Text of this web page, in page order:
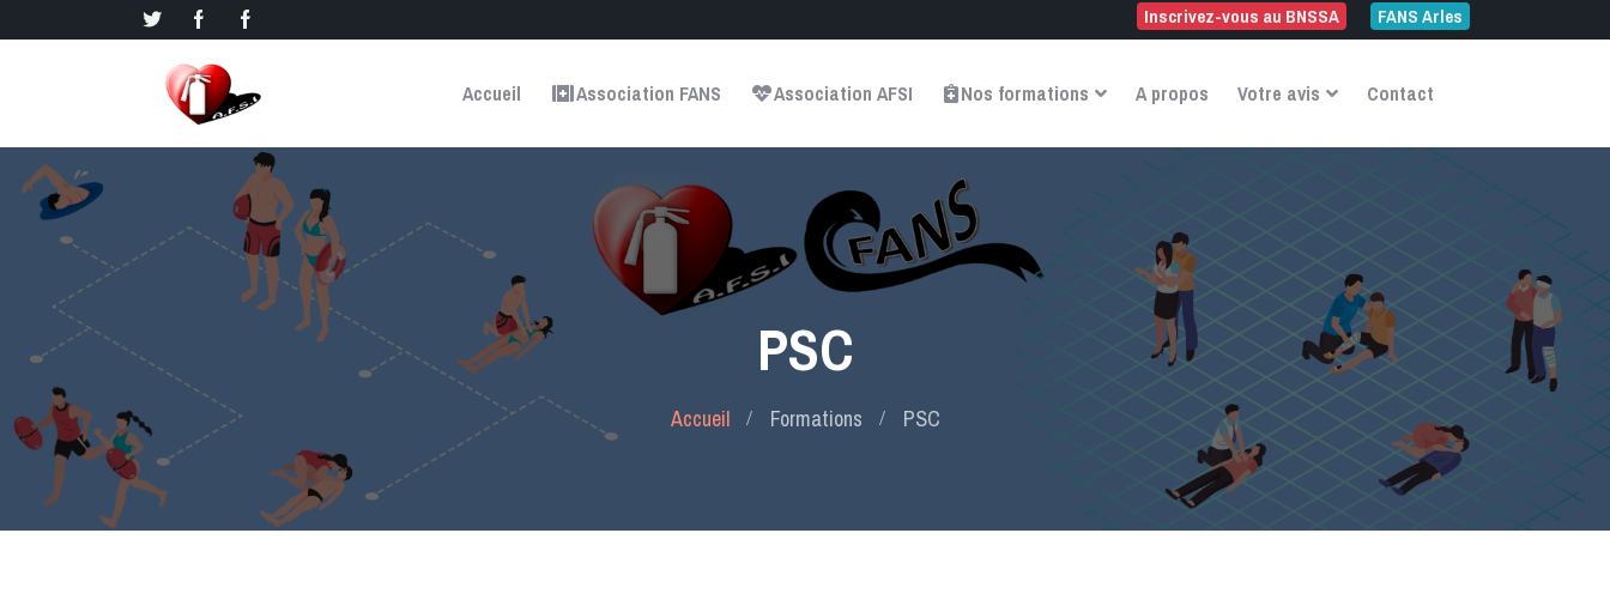
Inscrivez-vous au BNSSA FANS Arles
Accueil Association FANS Association AFSI Nos formations A propos Votre avis Contact
PSC
Accueil Formations PSC